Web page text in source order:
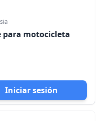
motocicleta
Iniciar sesión